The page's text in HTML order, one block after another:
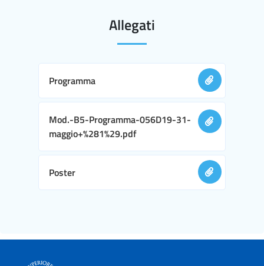
Allegati
Programma
Mod.-B5-Programma-056D19-31-
maggio+%281%29.pdf
Poster